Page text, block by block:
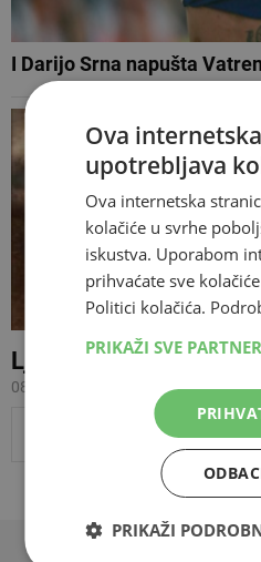
I Darijo Srna napušta
Ljubav ovna i srne
08.12.2011 23:18
PRIKAŽI
Ova
upotrebljava
Ova internetska
kolačiće u svrhe
iskustva. Uporabom
prihvaćate sve
Politici kolačića.
PRIKAŽI SVE
PRIKAŽI